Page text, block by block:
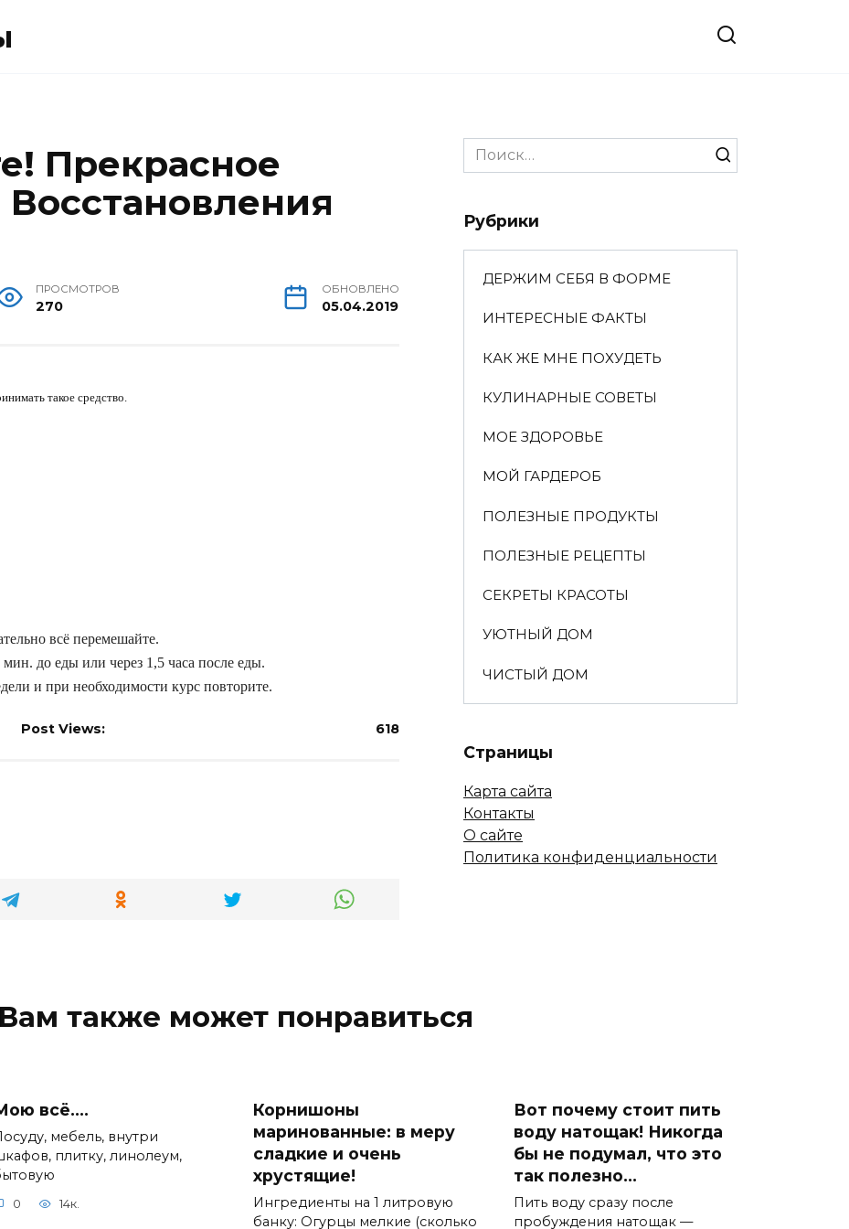
Прекрасное
ПРОСМОТРОВ
270
ОБНОВЛЕНО
05.04.2019
такое средство.
всё перемешайте.
до еды или через 1,5 часа после еды.
и при необходимости курс повторите.
Post Views: 618
Search
for:
Рубрики
ДЕРЖИМ СЕБЯ В ФОРМЕ
ИНТЕРЕСНЫЕ ФАКТЫ
КАК ЖЕ МНЕ ПОХУДЕТЬ
КУЛИНАРНЫЕ СОВЕТЫ
МОЕ ЗДОРОВЬЕ
МОЙ ГАРДЕРОБ
ПОЛЕЗНЫЕ ПРОДУКТЫ
ПОЛЕЗНЫЕ РЕЦЕПТЫ
СЕКРЕТЫ КРАСОТЫ
УЮТНЫЙ ДОМ
ЧИСТЫЙ ДОМ
Страницы
Карта сайта
Контакты
О сайте
Политика конфиденциальности
Вам также может понравиться
всё….
мебель, внутри
плитку, линолеум,
0 14к.
Корнишоны
маринованные: в меру
сладкие и очень
хрустящие!
Ингредиенты на 1 литровую
банку: Огурцы мелкие (сколько
Вот почему стоит пить
воду натощак! Никогда
бы не подумал, что это
так полезно…
Пить воду сразу после
пробуждения натощак —